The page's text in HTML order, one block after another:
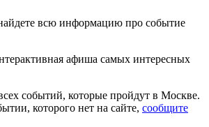
всю информацию про событие
афиша самых интересных
событий, которые пройдут в Москве.
которого нет на сайте, сообщите